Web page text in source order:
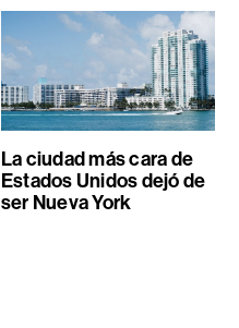
La ciudad más cara de
Estados Unidos dejó de
ser Nueva York